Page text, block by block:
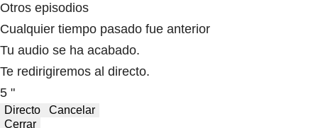
Otros episodios
Cualquier tiempo pasado fue anterior
Tu audio se ha acabado.
Te redirigiremos al directo.
5 "
Directo
Cancelar
Cerrar